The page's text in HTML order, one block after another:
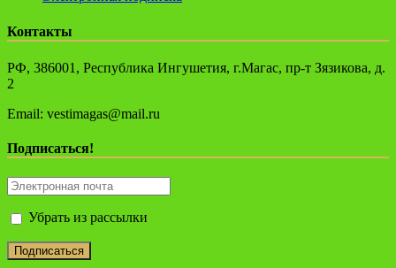
Контакты
РФ, 386001, Республика Ингушетия, г.Магас, пр-т Зязикова, д.
2
Email: vestimagas@mail.ru
Подписаться!
Убрать из рассылки